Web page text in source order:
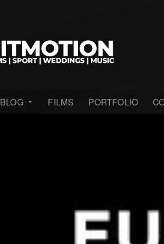
BLOG FILMS PORTFOLIO